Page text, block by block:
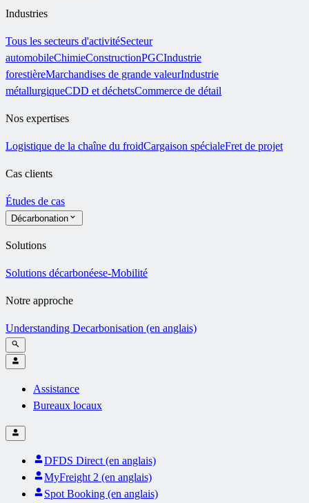
Industries
Tous les secteurs d'activitéSecteur
automobileChimieConstructionPGCIndustrie
forestièreMarchandises de grande valeurIndustrie
métallurgiqueCDD et déchetsCommerce de détail
Nos expertises
Logistique de la chaîne du froidCargaison spécialeFret de projet
Cas clients
Études de cas
Décarbonation
Solutions
Solutions décarbonéese-Mobilité
Notre approche
Understanding Decarbonisation (en anglais)
Assistance
Bureaux locaux
DFDS Direct (en anglais)
MyFreight 2 (en anglais)
Spot Booking (en anglais)